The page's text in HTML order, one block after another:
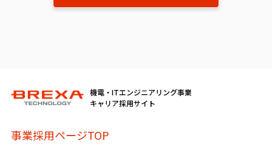
（開示対象個人情報の「利用目的の通知」「開示」「訂正、
必要に応じて窓口までご連絡ください。
《個人情報相談窓口》
機電・ITエンジニアリング事業
キャリア採用サイト
事業採用ページTOP